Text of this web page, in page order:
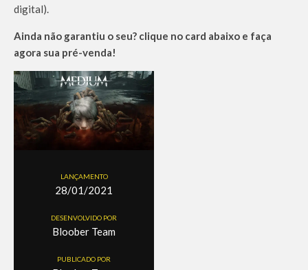
digital).
Ainda não garantiu o seu? clique no card abaixo e faça
agora sua pré-venda!
LANÇAMENTO
28/01/2021
DESENVOLVIDO POR
Bloober Team
PUBLICADO POR